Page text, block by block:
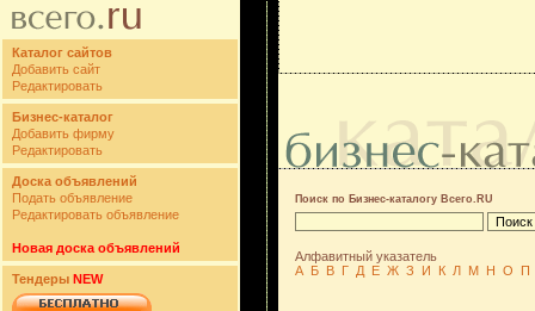
Каталог сайтов
Добавить сайт
Редактировать
Бизнес-каталог
Добавить фирму
Редактировать
Доска объявлений
Подать объявление
Редактировать объявление
Новая доска объявлений
Тендеры NEW
Поиск по Бизнес-каталогу Всего.RU
Алфавитный указатель
А Б В Г Д Е Ж З И К Л М Н О П